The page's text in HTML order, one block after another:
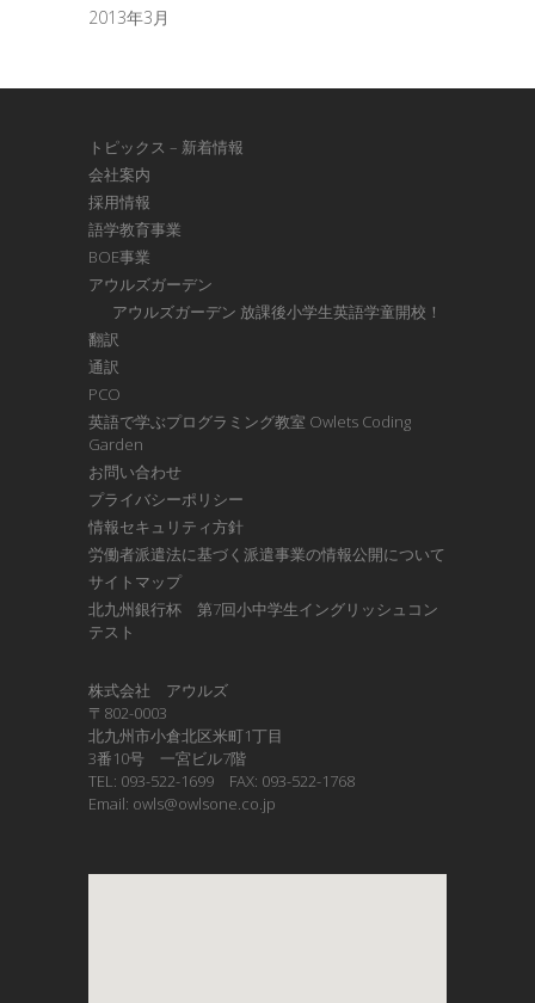
2013年3月
トピックス – 新着情報
会社案内
採用情報
語学教育事業
BOE事業
アウルズガーデン
アウルズガーデン 放課後小学生英語学童開校！
翻訳
通訳
PCO
英語で学ぶプログラミング教室 Owlets Coding
Garden
お問い合わせ
プライバシーポリシー
情報セキュリティ方針
労働者派遣法に基づく派遣事業の情報公開について
サイトマップ
北九州銀行杯 第7回小中学生イングリッシュコン
テスト
株式会社 アウルズ
〒802-0003
北九州市小倉北区米町1丁目
3番10号 一宮ビル7階
TEL: 093-522-1699 FAX: 093-522-1768
Email: owls@owlsone.co.jp